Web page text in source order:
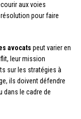
aux voies
pour faire
avocats peut varier en
leur mission
sur les stratégies à
ils doivent défendre
dans le cadre de